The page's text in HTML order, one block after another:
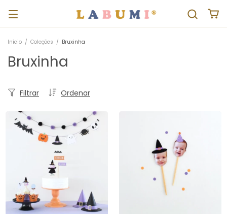
Início / Coleções / Bruxinha
Bruxinha
Ordenar
Filtrar